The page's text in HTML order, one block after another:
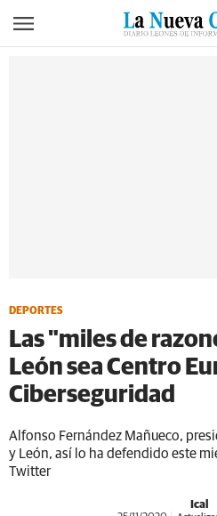
DEPORTES
Las "miles de
León sea Centro
Ciberseguridad
Alfonso Fernández Mañueco,
y León, así lo ha defendido este
Twitter
Ical